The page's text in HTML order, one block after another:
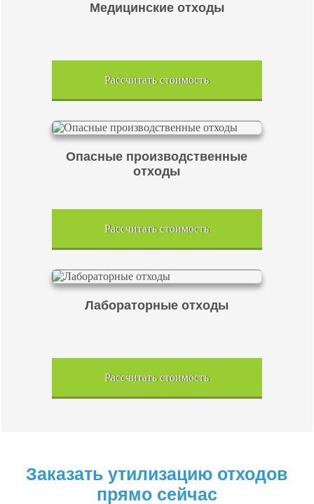
Медицинские отходы
Рассчитать стоимость
Опасные производственные
отходы
Рассчитать стоимость
Лабораторные отходы
Рассчитать стоимость
Заказать утилизацию отходов
прямо сейчас